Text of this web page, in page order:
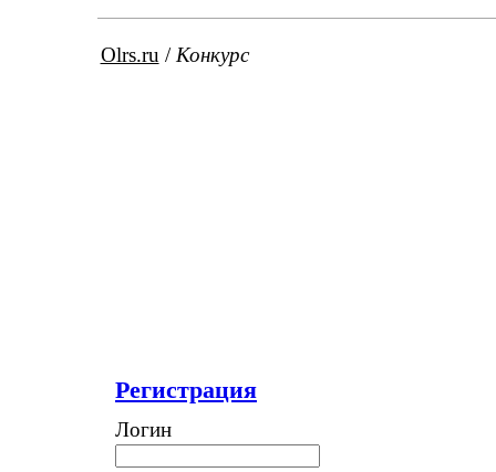
Olrs.ru / Конкурс
Регистрация
Логин